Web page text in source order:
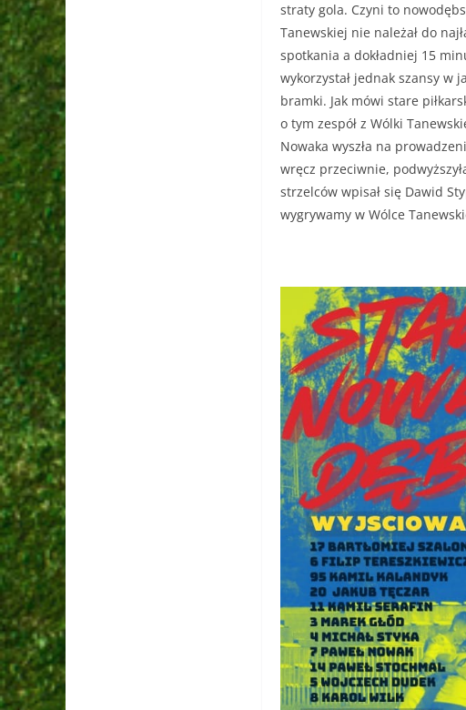
straty gola. Czyni to
Tanewskiej nie należał do
spotkania a dokładniej 15
wykorzystał jednak szansy w
bramki. Jak mówi stare
o tym zespół z Wólki
Nowaka wyszła na
wręcz przeciwnie,
strzelców wpisał się Dawid
wygrywamy w Wólce